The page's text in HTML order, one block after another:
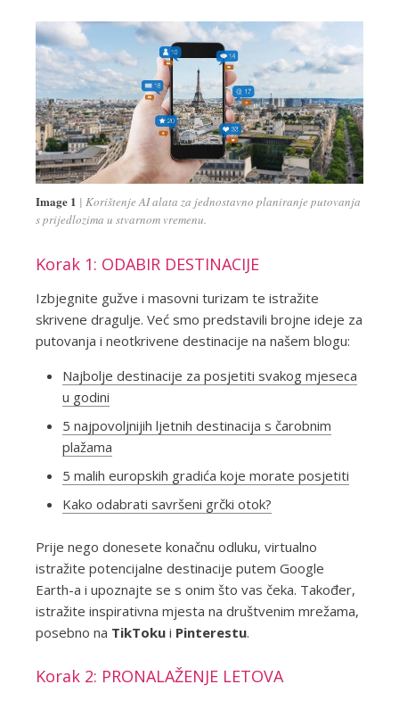
Image 1
Korištenje AI alata za jednostavno planiranje putovanja
s prijedlozima u stvarnom vremenu.
Korak 1: ODABIR DESTINACIJE
Izbjegnite gužve i masovni turizam te istražite
skrivene dragulje. Već smo predstavili brojne ideje za
putovanja i neotkrivene destinacije na našem blogu:
Najbolje destinacije za posjetiti svakog mjeseca
u godini
5 najpovoljnijih ljetnih destinacija s čarobnim
plažama
5 malih europskih gradića koje morate posjetiti
Kako odabrati savršeni grčki otok?
Prije nego donesete konačnu odluku, virtualno
istražite potencijalne destinacije putem Google
Earth-a i upoznajte se s onim što vas čeka. Također,
istražite inspirativna mjesta na društvenim mrežama,
posebno na TikTokui Pinterestu.
Korak 2: PRONALAŽENJE LETOVA